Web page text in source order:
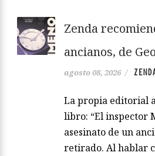
Zenda
ancianos, de
agosto 08, 2026 /
La propia editorial
libro: “El inspector
asesinato de un
retirado. Al hablar